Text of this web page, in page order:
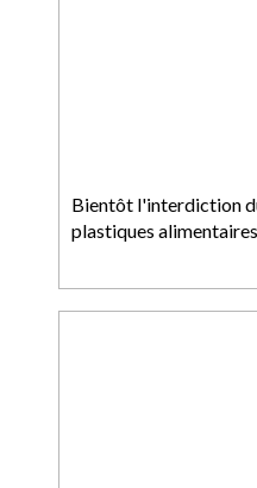
Bientôt l'interdiction
plastiques